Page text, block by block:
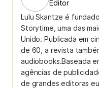
Editor
Lulu Skantze é
Storytime, uma das
Unido. Publicada em
de 60, a revista
audiobooks.Baseada
agências de
de grandes editoras